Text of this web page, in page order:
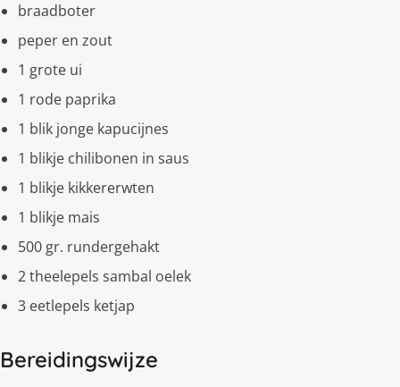
braadboter
peper en zout
1 grote ui
1 rode paprika
1 blik jonge kapucijnes
1 blikje chilibonen in saus
1 blikje kikkererwten
1 blikje mais
500 gr. rundergehakt
2 theelepels sambal oelek
3 eetlepels ketjap
Bereidingswijze